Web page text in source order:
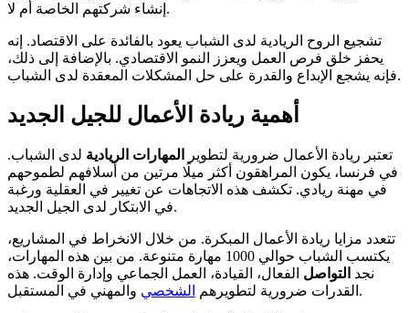
إنشاء شركتهم الخاصة أم لا.
تشجيع الروح الريادية لدى الشباب يعود بالفائدة على الاقتصاد. إنه
يحفز خلق فرص العمل ويعزز النمو الاقتصادي. بالإضافة إلى ذلك،
فإنه يشجع الإبداع والقدرة على حل المشكلات المعقدة لدى الشباب.
أهمية ريادة الأعمال للجيل الجديد
تعتبر ريادة الأعمال ضرورية لتطوير المهارات الريادية لدى الشباب.
في فرنسا، يكون المراهقون أكثر ميلًا مرتين من أسلافهم لطموحهم
في مهنة ريادي. تكشف هذه الاتجاهات عن تغيير في العقلية ورغبة
في الابتكار لدى الجيل الجديد.
تتعدد مزايا ريادة الأعمال المبكرة. من خلال الانخراط في المشاريع،
يكتسب الشباب حوالي 1000 مهارة متنوعة. من بين هذه المهارات،
نجد التواصل الفعال، القيادة، العمل الجماعي وإدارة الوقت. هذه
القدرات ضرورية لتطويرهم
الشخصي والمهني في المستقبل.